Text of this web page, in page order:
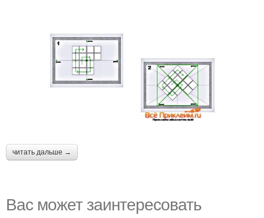
читать дальше →
Вас может заинтересовать